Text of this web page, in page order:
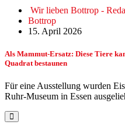
Wir lieben Bottrop -
Bottrop
15. April 2026
Als Mammut-Ersatz: Diese Tiere
Quadrat bestaunen
Für eine Ausstellung wurden
Ruhr-Museum in Essen